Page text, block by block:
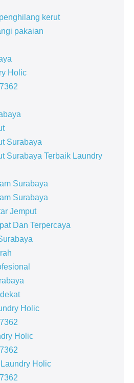
kerut
pakaian
Holic
Surabaya
Surabaya Terbaik Laundry
Surabaya
Surabaya
Jemput
Dan Terpercaya
Holic
Holic
Holic